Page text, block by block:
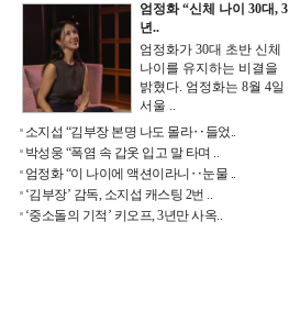
엄정화 “신체 나이 30대, 3
년..
엄정화가 30대 초반 신체
나이를 유지하는 비결을
밝혔다. 엄정화는 8월 4일
서울 ..
소지섭 “김부장 본명 나도 몰라‥들었..
박성웅 “폭염 속 갑옷 입고 말 타며 ..
엄정화 “이 나이에 액션이라니‥눈물 ..
‘김부장’ 감독, 소지섭 캐스팅 2번 ..
‘중소돌의 기적’ 키오프, 3년만 사옥..